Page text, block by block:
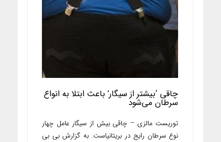
چاقی ‘بیشتر از سیگار’ باعث ابتلا به انواع
سرطان می‌شود
توریست مالزی – چاقی بیش از سیگار عامل چهار
نوع سرطان رایج در بریتانیاست. به گزارش بی بی